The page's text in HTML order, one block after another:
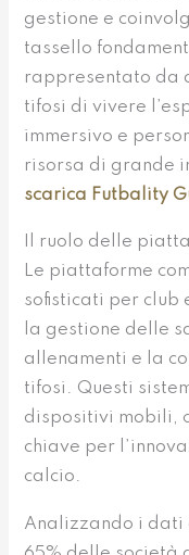
gestione e
tassello
rappresentato da
tifosi di vivere
immersivo e
risorsa di grande
scarica Futbality
Il ruolo delle
Le piattaforme
sofisticati per club
la gestione delle
allenamenti e la
tifosi. Questi
dispositivi mobili,
chiave per
calcio.
Analizzando i dati